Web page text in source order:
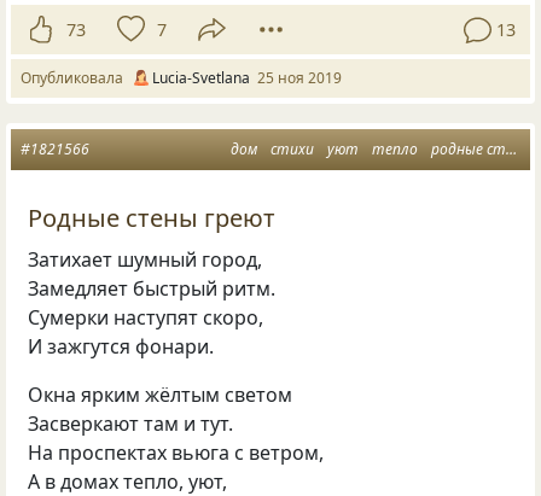
73 7 13
Опубликовала Lucia-Svetlana 25 ноя 2019
дом стихи уют тепло родные стены
#1821566
Родные стены греют
Затихает шумный город,
Замедляет быстрый ритм.
Сумерки наступят скоро,
И зажгутся фонари.
Окна ярким жёлтым светом
Засверкают там и тут.
На проспектах вьюга с ветром,
А в домах тепло, уют,